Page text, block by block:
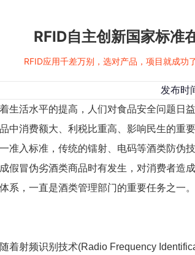
RFID自主创新国家标准
RFID应用千差万别，选对产品，项目就成功
发布时
生活水平的提高，人们对食品安全问题日
中消费额大、利税比重高、影响民生的重
准入标准，传统的镭射、电码等酒类防伪
成假冒伪劣酒类商品时有发生，对消费者造
系，一直是酒类管理部门的重要任务之一。
射频识别技术(Radio Frequency